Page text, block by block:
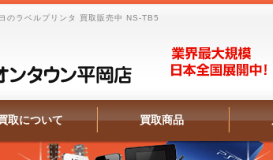
のラベルプリンタ 買取販売中 NS-TB5
取について 買取商品